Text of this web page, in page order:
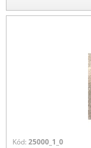
Kód: 25000_1_0